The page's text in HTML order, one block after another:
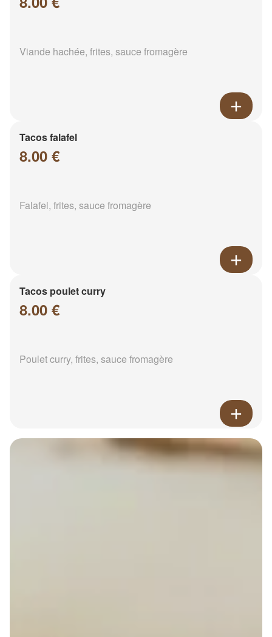
Viande hachée, frites, sauce fromagère
Tacos falafel
8.00 €
Falafel, frites, sauce fromagère
Tacos poulet curry
8.00 €
Poulet curry, frites, sauce fromagère